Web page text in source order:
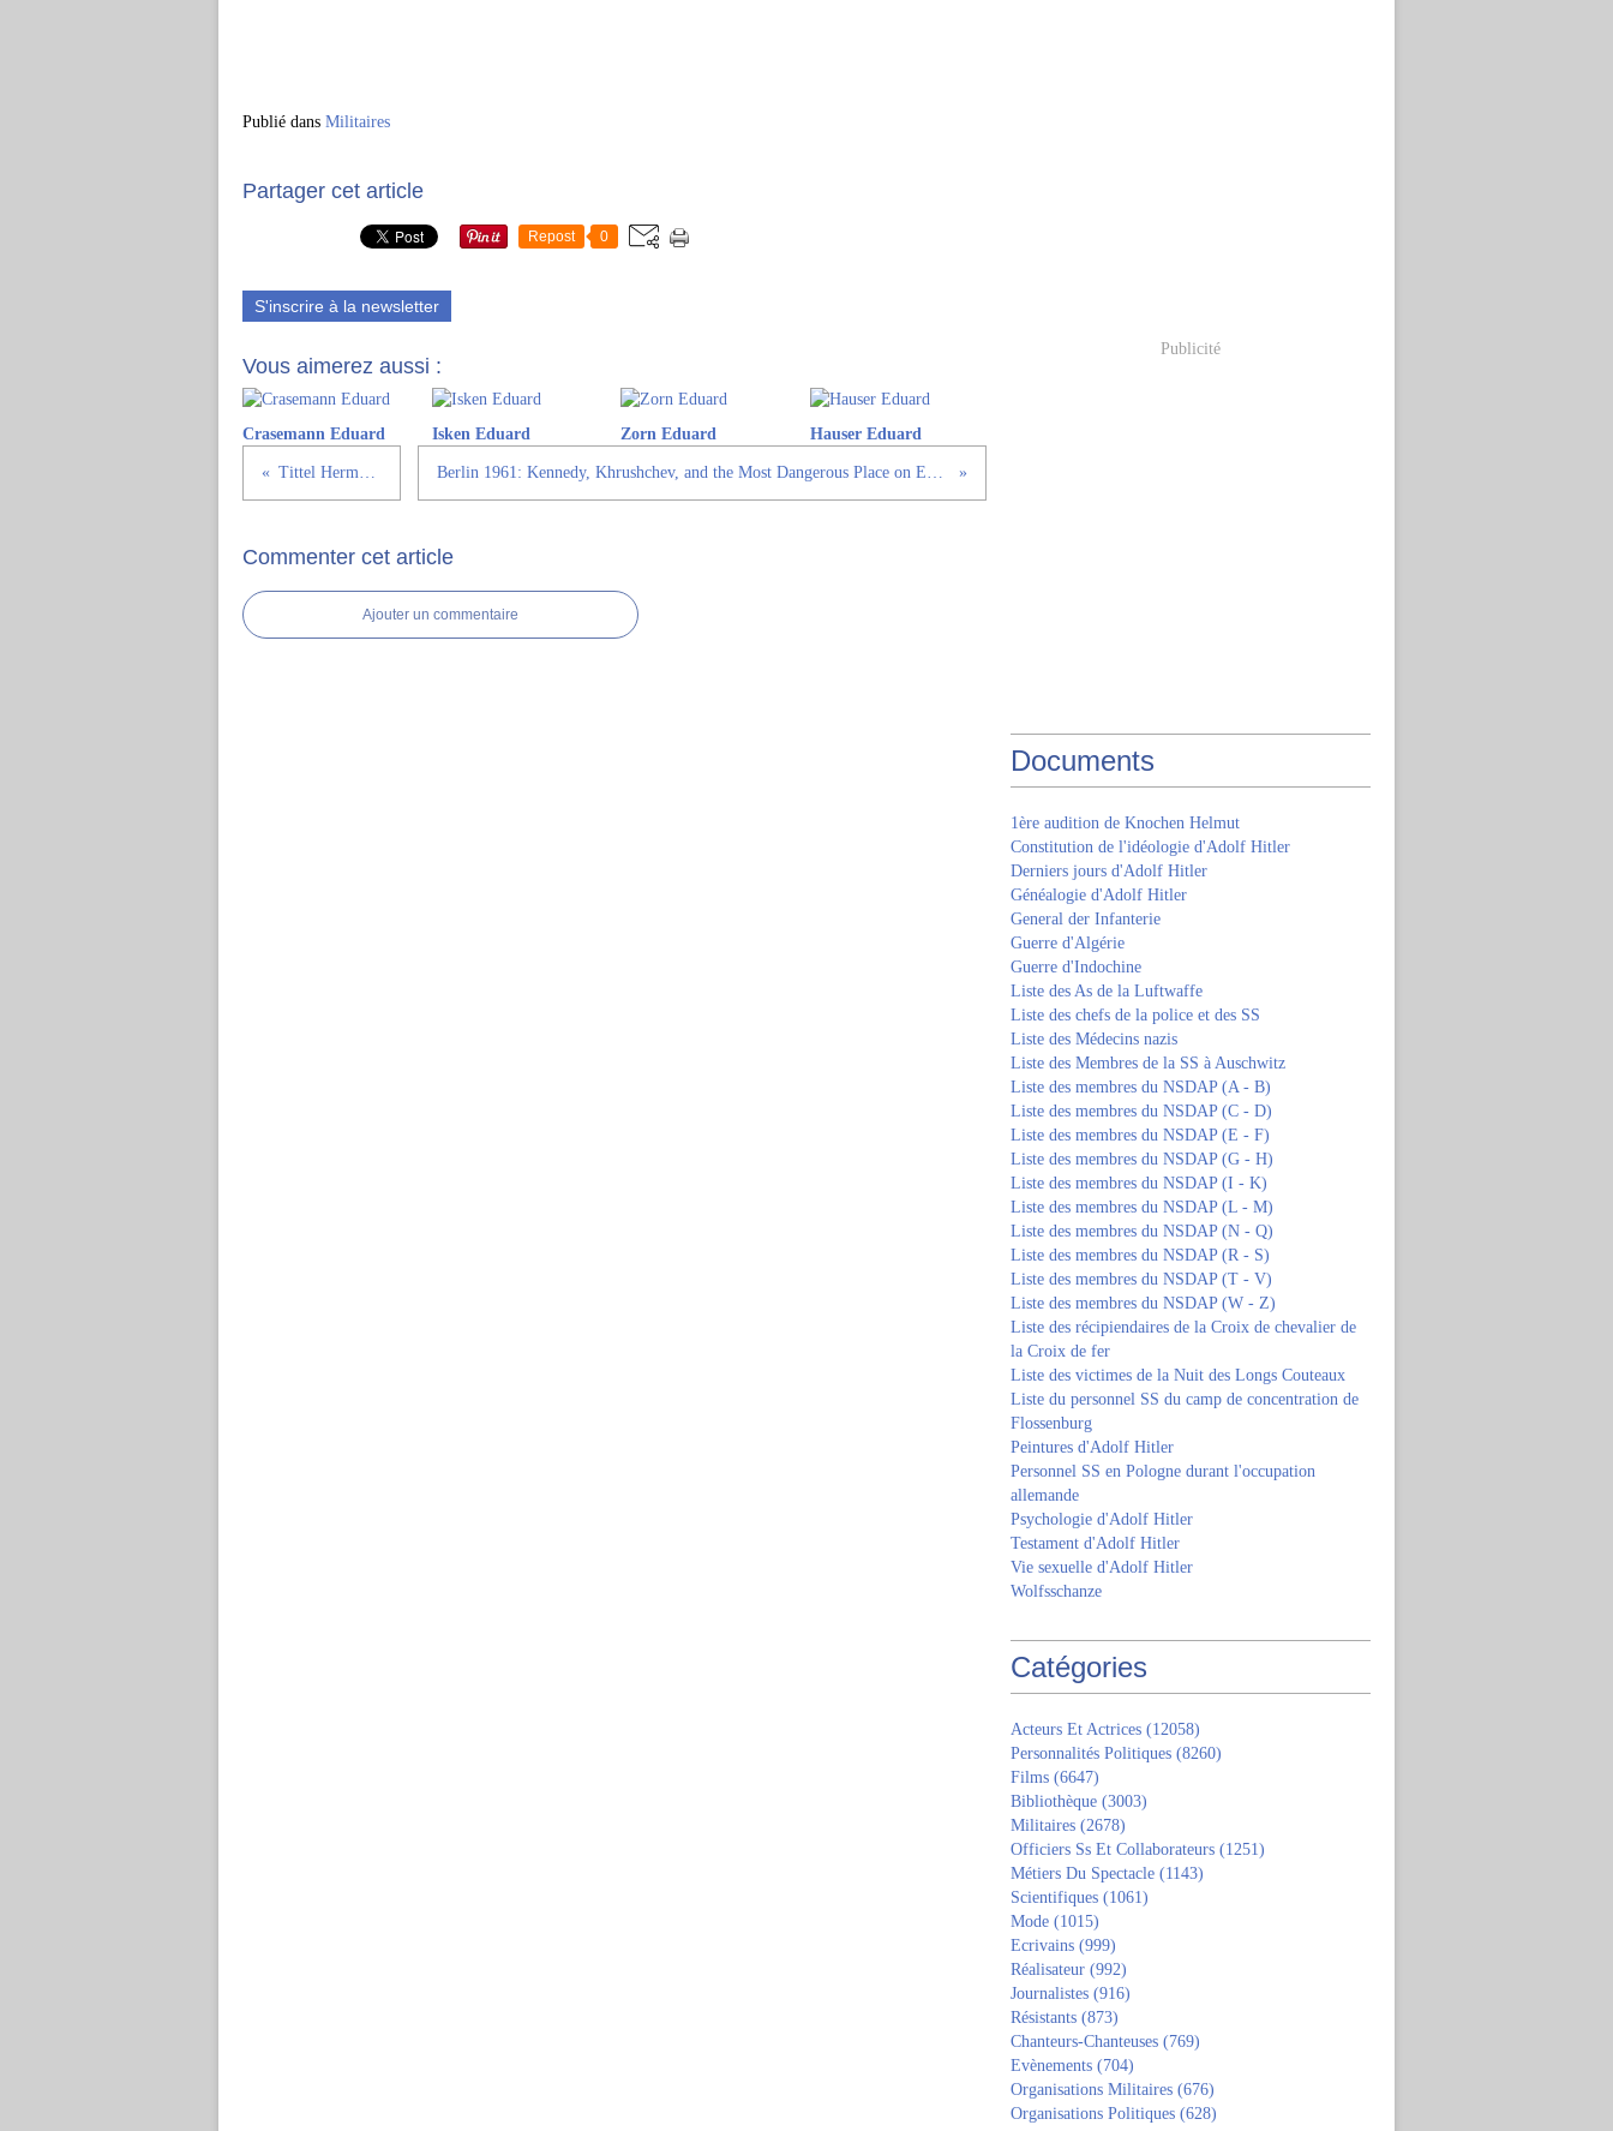
Publié dans Militaires
Partager cet article
Repost 0
S'inscrire à la newsletter
Vous aimerez aussi :
Crasemann Eduard Isken Eduard Zorn Eduard Hauser Eduard
Tittel Hermann Berlin 1961: Kennedy, Khrushchev, and the Most Dangerous Place on Earth
Commenter cet article
Ajouter un commentaire
Publicité
Documents
1ère audition de Knochen Helmut
Constitution de l'idéologie d'Adolf Hitler
Derniers jours d'Adolf Hitler
Généalogie d'Adolf Hitler
General der Infanterie
Guerre d'Algérie
Guerre d'Indochine
Liste des As de la Luftwaffe
Liste des chefs de la police et des SS
Liste des Médecins nazis
Liste des Membres de la SS à Auschwitz
Liste des membres du NSDAP (A - B)
Liste des membres du NSDAP (C - D)
Liste des membres du NSDAP (E - F)
Liste des membres du NSDAP (G - H)
Liste des membres du NSDAP (I - K)
Liste des membres du NSDAP (L - M)
Liste des membres du NSDAP (N - Q)
Liste des membres du NSDAP (R - S)
Liste des membres du NSDAP (T - V)
Liste des membres du NSDAP (W - Z)
Liste des récipiendaires de la Croix de chevalier de
la Croix de fer
Liste des victimes de la Nuit des Longs Couteaux
Liste du personnel SS du camp de concentration de
Flossenburg
Peintures d'Adolf Hitler
Personnel SS en Pologne durant l'occupation
allemande
Psychologie d'Adolf Hitler
Testament d'Adolf Hitler
Vie sexuelle d'Adolf Hitler
Wolfsschanze
Catégories
Acteurs Et Actrices (12058)
Personnalités Politiques (8260)
Films (6647)
Bibliothèque (3003)
Militaires (2678)
Officiers Ss Et Collaborateurs (1251)
Métiers Du Spectacle (1143)
Scientifiques (1061)
Mode (1015)
Ecrivains (999)
Réalisateur (992)
Journalistes (916)
Résistants (873)
Chanteurs-Chanteuses (769)
Evènements (704)
Organisations Militaires (676)
Organisations Politiques (628)